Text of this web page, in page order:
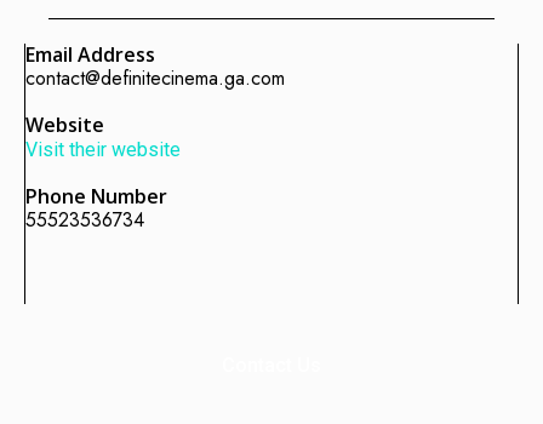
Email Address
contact@definitecinema.ga.com
Website
Visit their website
Phone Number
55523536734